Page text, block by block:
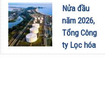
sang dùng
Limo
Green: Tôi
đã hiểu vì
sao xe điện
Nửa đầu
năm 2026,
Tổng Công
ty Lọc hóa
dầu Việt